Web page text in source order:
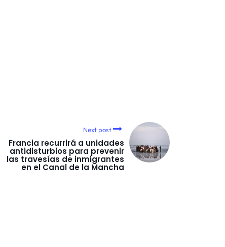
Next post
Francia recurrirá a unidades
antidisturbios para prevenir
las travesías de inmigrantes
en el Canal de la Mancha